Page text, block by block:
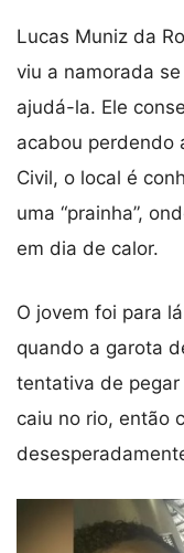
Lucas Muniz da
viu a namorada
ajudá-la. Ele
acabou perdendo
Civil, o local é
uma “prainha”,
em dia de calor.
O jovem foi para
quando a garota
tentativa de
caiu no rio, então